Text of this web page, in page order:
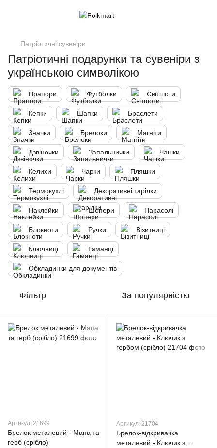
Патріотичні сувеніри
Патріотичні подарунки та сувеніри з
українською символікою
Прапори Футболки Світшоти
Кепки Шапки Браслети
Значки Брелоки Магніти
Дзвіночки Запальнички Чашки
Келихи Чарки Пляшки
Термокухлі Декоративні тарілки
Наклейки Шопери Парасолі
Блокноти Ручки Візитниці
Ключниці Гаманці
Обкладинки для документів
Фільтр За популярністю
Артикул: 21699
Брелок металевий - Мапа та
герб (срібло)
Артикул: 21704
Брелок-відкривачка
металевий - Ключик з